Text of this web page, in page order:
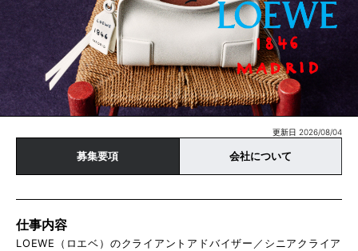
更新日 2026/08/04
募集要項 会社について
仕事内容
LOEWE（ロエベ）のクライアントアドバイザー／シニアクライア